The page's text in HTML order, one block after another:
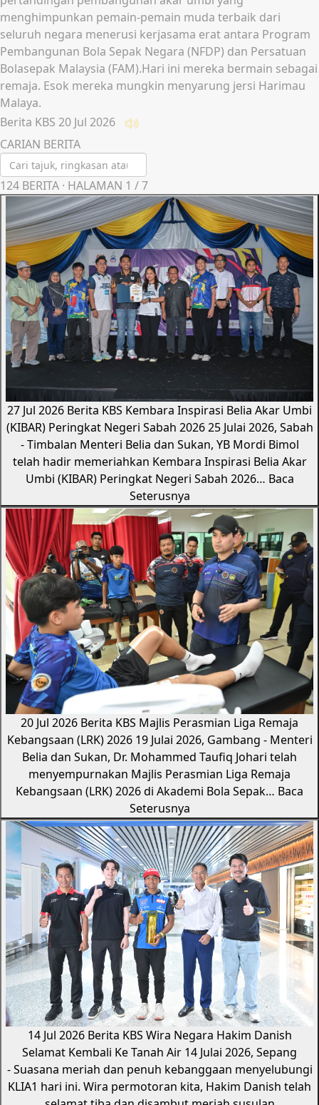
menghimpunkan pemain-pemain muda terbaik dari
seluruh negara menerusi kerjasama erat antara Program
Pembangunan Bola Sepak Negara (NFDP) dan Persatuan
Bolasepak Malaysia (FAM).Hari ini mereka bermain sebagai
remaja. Esok mereka mungkin menyarung jersi Harimau
Malaya.
Berita KBS 20 Jul 2026
Dengar
CARIAN BERITA
124 BERITA · HALAMAN 1 /7
27 Jul 2026 Berita KBS Kembara Inspirasi Belia Akar Umbi
(KIBAR) Peringkat Negeri Sabah 2026 25 Julai 2026, Sabah
- Timbalan Menteri Belia dan Sukan, YB Mordi Bimol
telah hadir memeriahkan Kembara Inspirasi Belia Akar
Umbi (KIBAR) Peringkat Negeri Sabah 2026… Baca
Seterusnya
20 Jul 2026 Berita KBS Majlis Perasmian Liga Remaja
Kebangsaan (LRK) 2026 19 Julai 2026, Gambang - Menteri
Belia dan Sukan, Dr. Mohammed Taufiq Johari telah
menyempurnakan Majlis Perasmian Liga Remaja
Kebangsaan (LRK) 2026 di Akademi Bola Sepak… Baca
Seterusnya
14 Jul 2026 Berita KBS Wira Negara Hakim Danish
Selamat Kembali Ke Tanah Air 14 Julai 2026, Sepang
- Suasana meriah dan penuh kebanggaan menyelubungi
KLIA1 hari ini. Wira permotoran kita, Hakim Danish telah